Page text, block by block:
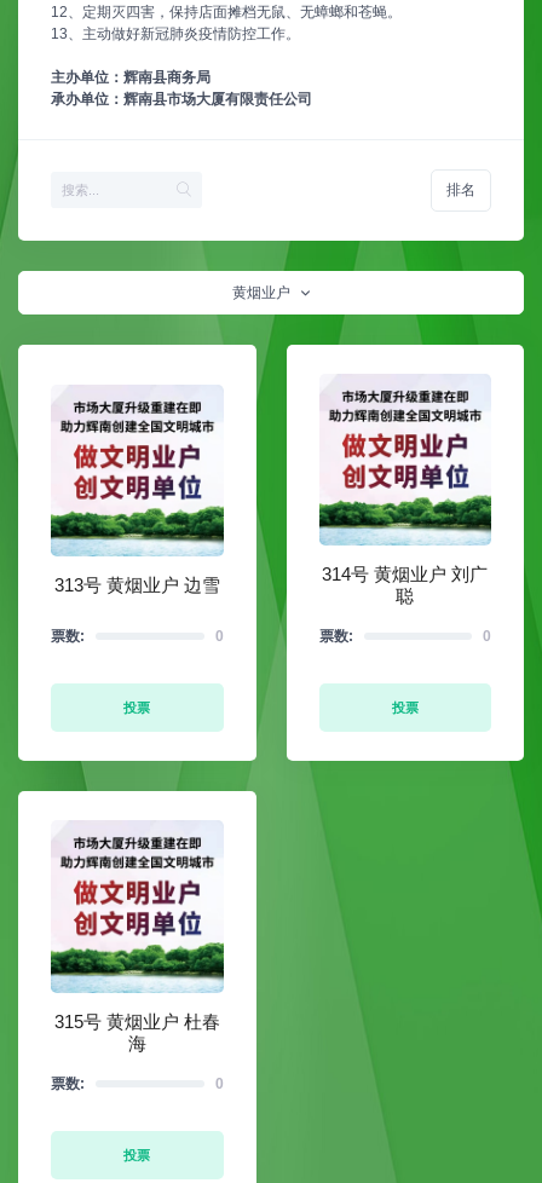
12、定期灭四害，保持店面摊档无鼠、无蟑螂和苍蝇。
13、主动做好新冠肺炎疫情防控工作。
主办单位：辉南县商务局
承办单位：辉南县市场大厦有限责任公司
排名
黄烟业户
313号 黄烟业户 边雪
票数: 0
投票
314号 黄烟业户 刘广
聪
票数: 0
投票
315号 黄烟业户 杜春
海
票数: 0
投票